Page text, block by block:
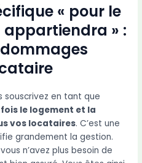
« pour le
» :
souscrivez en tant que
le logement et la
vos locataires. C’est une
grandement la gestion.
n’avez plus besoin de